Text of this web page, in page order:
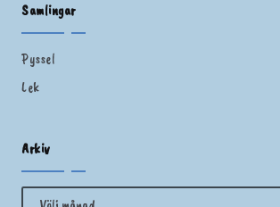
Samlingar
Pyssel
Lek
Arkiv
Arkiv